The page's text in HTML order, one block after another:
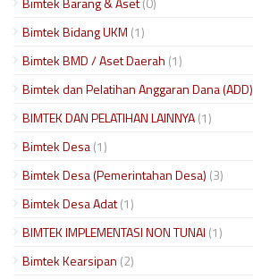
Bimtek Bidang UKM (1)
Bimtek BMD / Aset Daerah (1)
Bimtek dan Pelatihan Anggaran Dana (ADD)
BIMTEK DAN PELATIHAN LAINNYA(1)
Bimtek Desa(1)
Bimtek Desa (Pemerintahan Desa) (3)
Bimtek Desa Adat(1)
BIMTEK IMPLEMENTASI NON TUNAI (1)
Bimtek Kearsipan (2)